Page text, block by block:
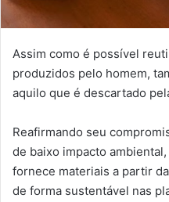
Assim como é possível
produzidos pelo homem,
aquilo que é descartado
Reafirmando seu
de baixo impacto
fornece materiais a partir
de forma sustentável nas